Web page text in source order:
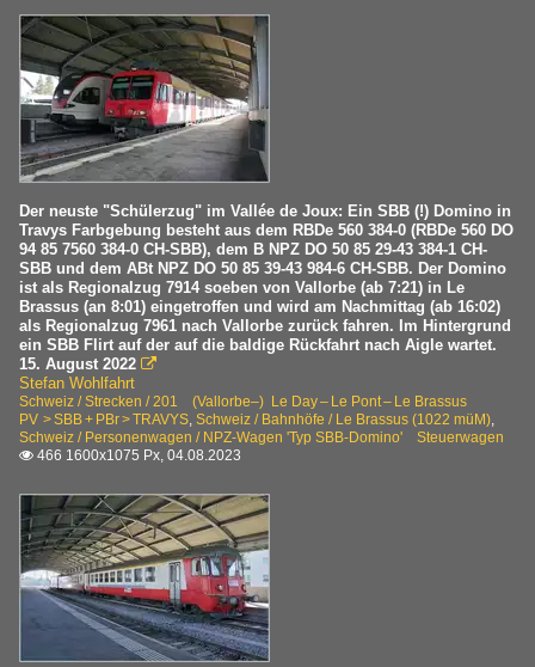
Der neuste "Schülerzug" im Vallée de Joux: Ein SBB (!) Domino in
Travys Farbgebung besteht aus dem RBDe 560 384-0 (RBDe 560 DO
94 85 7560 384-0 CH-SBB), dem B NPZ DO 50 85 29-43 384-1 CH-
SBB und dem ABt NPZ DO 50 85 39-43 984-6 CH-SBB. Der Domino
ist als Regionalzug 7914 soeben von Vallorbe (ab 7:21) in Le
Brassus (an 8:01) eingetroffen und wird am Nachmittag (ab 16:02)
als Regionalzug 7961 nach Vallorbe zurück fahren. Im Hintergrund
ein SBB Flirt auf der auf die baldige Rückfahrt nach Aigle wartet.
15. August 2022 
Stefan Wohlfahrt
Schweiz / Strecken / 201 (Vallorbe–) Le Day – Le Pont – Le Brassus
PV > SBB + PBr > TRAVYS, Schweiz / Bahnhöfe / Le Brassus (1022 müM),
Schweiz / Personenwagen / NPZ-Wagen 'Typ SBB-Domino' Steuerwagen
 466 1600x1075 Px, 04.08.2023